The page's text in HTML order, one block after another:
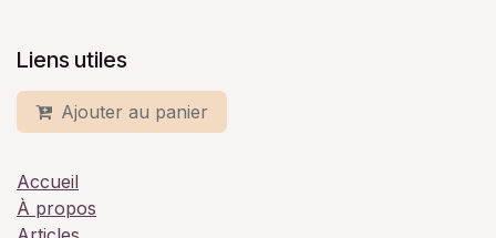
Liens utiles
Ajouter au panier
Accueil
À propos